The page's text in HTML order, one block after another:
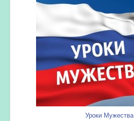
Уроки Мужества